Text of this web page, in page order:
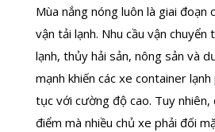
Mùa nắng nóng luôn là giai đoạn
vận tải lạnh. Nhu cầu vận
lạnh, thủy hải sản, nông sản và
mạnh khiến các xe container
tục với cường độ cao. Tuy nhiên,
điểm mà nhiều chủ xe phải đối